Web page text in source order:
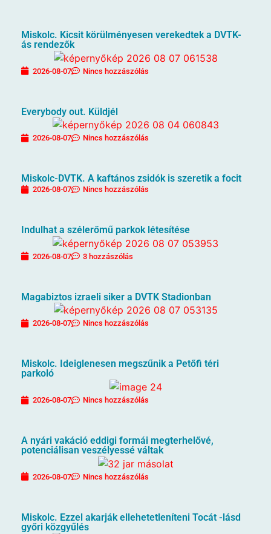
Miskolc. Kicsit körülményesen verekedtek a DVTK-
ás rendezők
2026-08-07 Nincs hozzászólás
Everybody out. Küldjél
2026-08-07 Nincs hozzászólás
Miskolc-DVTK. A kaftános zsidók is szeretik a focit
2026-08-07 Nincs hozzászólás
Indulhat a szélerőmű parkok létesítése
2026-08-07 3 hozzászólás
Magabiztos izraeli siker a DVTK Stadionban
2026-08-07 Nincs hozzászólás
Miskolc. Ideiglenesen megszűnik a Petőfi téri
parkoló
2026-08-07 Nincs hozzászólás
A nyári vakáció eddigi formái megterhelővé,
potenciálisan veszélyessé váltak
2026-08-07 Nincs hozzászólás
Miskolc. Ezzel akarják ellehetetleníteni Tocát -lásd
győri közgyűlés